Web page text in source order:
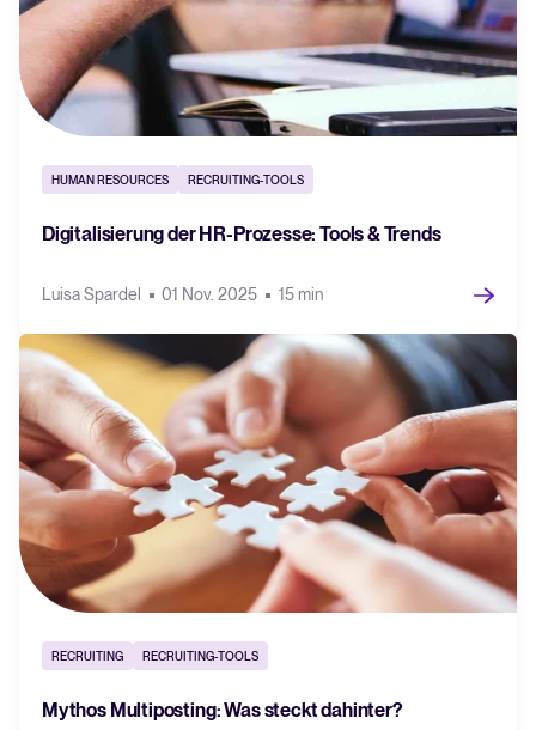
HUMAN RESOURCES RECRUITING-TOOLS
Digitalisierung der HR-Prozesse: Tools & Trends
Luisa Spardel 01 Nov. 2025 15 min
RECRUITING RECRUITING-TOOLS
Mythos Multiposting: Was steckt dahinter?